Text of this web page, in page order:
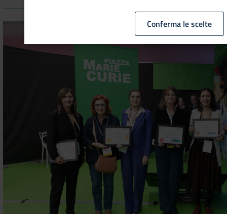
Conferma le scelte